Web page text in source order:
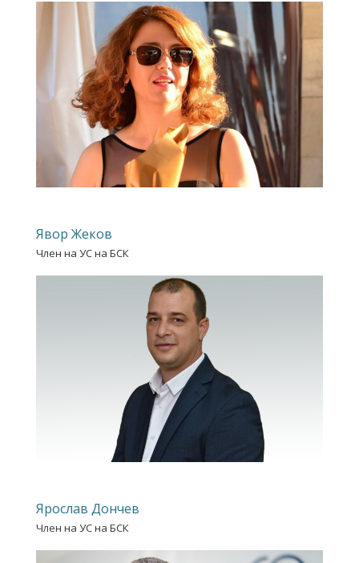
Явор Жеков
Член на УС на БСК
Ярослав Дончев
Член на УС на БСК